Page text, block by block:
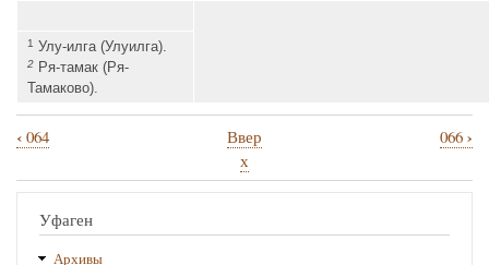
1 Улу-илга (Улуилга).
2 Ря-тамак (Ря-
Тамаково).
Перекрёстные
ссылки
книги
для
‹ 064
Ввер
х
066 ›
Уфаген
Архивы